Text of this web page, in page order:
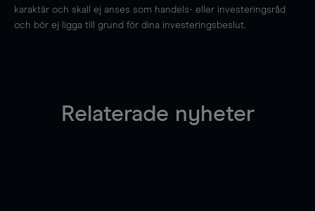
karaktär och skall ej anses som handels- eller investeringsråd
och bör ej ligga till grund för dina investeringsbeslut.
Relaterade nyheter